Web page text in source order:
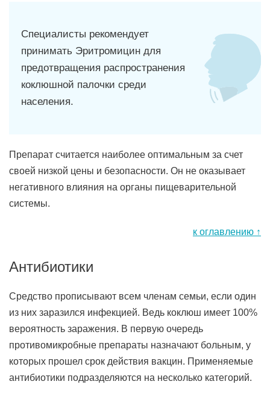
Специалисты рекомендует
принимать Эритромицин для
предотвращения распространения
коклюшной палочки среди
населения.
Препарат считается наиболее оптимальным за счет
своей низкой цены и безопасности. Он не оказывает
негативного влияния на органы пищеварительной
системы.
к оглавлению ↑
Антибиотики
Средство прописывают всем членам семьи, если один
из них заразился инфекцией. Ведь коклюш имеет 100%
вероятность заражения. В первую очередь
противомикробные препараты назначают больным, у
которых прошел срок действия вакцин. Применяемые
антибиотики подразделяются на несколько категорий.